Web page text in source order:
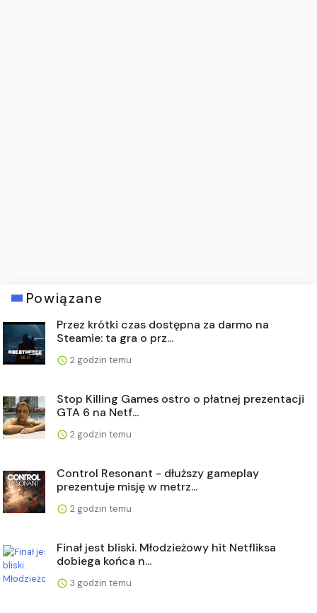
Powiązane
Przez krótki czas dostępna za darmo na
Steamie: ta gra o prz...
2 godzin temu
Stop Killing Games ostro o płatnej prezentacji
GTA 6 na Netf...
2 godzin temu
Control Resonant - dłuższy gameplay
prezentuje misję w metrz...
2 godzin temu
Finał jest bliski. Młodzieżowy hit Netfliksa
dobiega końca n...
3 godzin temu